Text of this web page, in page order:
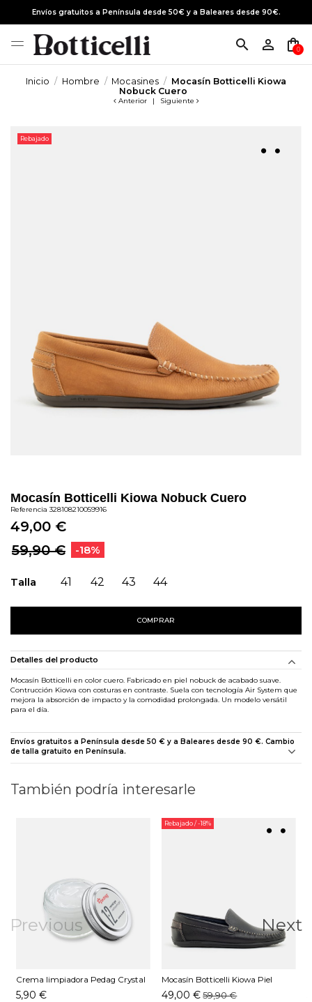
Envíos gratuitos a Península desde 50€ y a Baleares desde 90€.
search person_outline shopping_bag
0
Inicio Hombre Mocasines
Mocasín Botticelli Kiowa
Nobuck Cuero
Anterior | Siguiente
Rebajado
Mocasín Botticelli Kiowa Nobuck Cuero
Referencia 328108210059916
49,00 €
59,90 €
-18%
Talla 41 42 43 44
COMPRAR
Detalles del producto
Mocasín Botticelli en color cuero. Fabricado en piel nobuck de acabado suave.
Contrucción Kiowa con costuras en contraste. Suela con tecnología Air System que
mejora la absorción de impacto y la comodidad prolongada. Un modelo versátil
para el día.
Envíos gratuitos a Península desde 50 € y a Baleares desde 90 €. Cambio
de talla gratuito en Península.
También podría interesarle
Previous
Crema limpiadora Pedag Crystal
Gel
5,90 €
Rebajado/ -18%
Mocasín Botticelli Kiowa Piel
Negro
49,00 € 59,90 €
Next